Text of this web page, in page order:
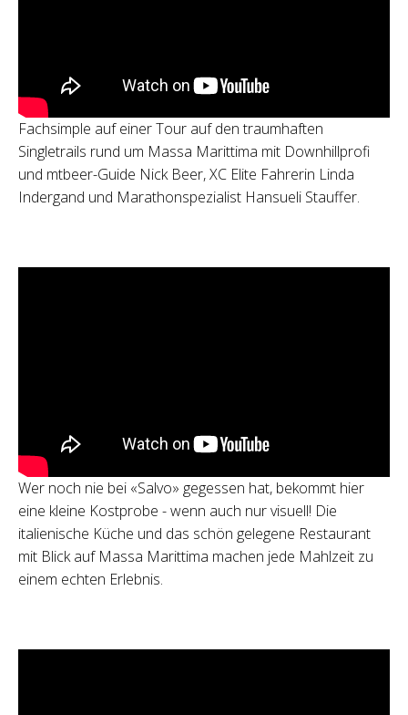
Fachsimple auf einer Tour auf den traumhaften
Singletrails rund um Massa Marittima mit Downhillprofi
und mtbeer-Guide Nick Beer, XC Elite Fahrerin Linda
Indergand und Marathonspezialist Hansueli Stauffer.
Wer noch nie bei «Salvo» gegessen hat, bekommt hier
eine kleine Kostprobe - wenn auch nur visuell! Die
italienische Küche und das schön gelegene Restaurant
mit Blick auf Massa Marittima machen jede Mahlzeit zu
einem echten Erlebnis.